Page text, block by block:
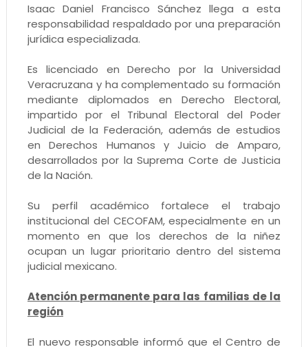
Isaac Daniel Francisco Sánchez llega a esta
responsabilidad respaldado por una preparación
jurídica especializada.
Es licenciado en Derecho por la Universidad
Veracruzana y ha complementado su formación
mediante diplomados en Derecho Electoral,
impartido por el Tribunal Electoral del Poder
Judicial de la Federación, además de estudios
en Derechos Humanos y Juicio de Amparo,
desarrollados por la Suprema Corte de Justicia
de la Nación.
Su perfil académico fortalece el trabajo
institucional del CECOFAM, especialmente en un
momento en que los derechos de la niñez
ocupan un lugar prioritario dentro del sistema
judicial mexicano.
Atención permanente para las familias de la
región
El nuevo responsable informó que el Centro de